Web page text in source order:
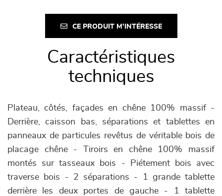
CE PRODUIT M'INTÉRESSE
Caractéristiques
techniques
Plateau, côtés, façades en chêne 100% massif -
Derrière, caisson bas, séparations et tablettes en
panneaux de particules revêtus de véritable bois de
placage chêne - Tiroirs en chêne 100% massif
montés sur tasseaux bois - Piétement bois avec
traverse bois - 2 séparations - 1 grande tablette
derrière les deux portes de gauche - 1 tablette